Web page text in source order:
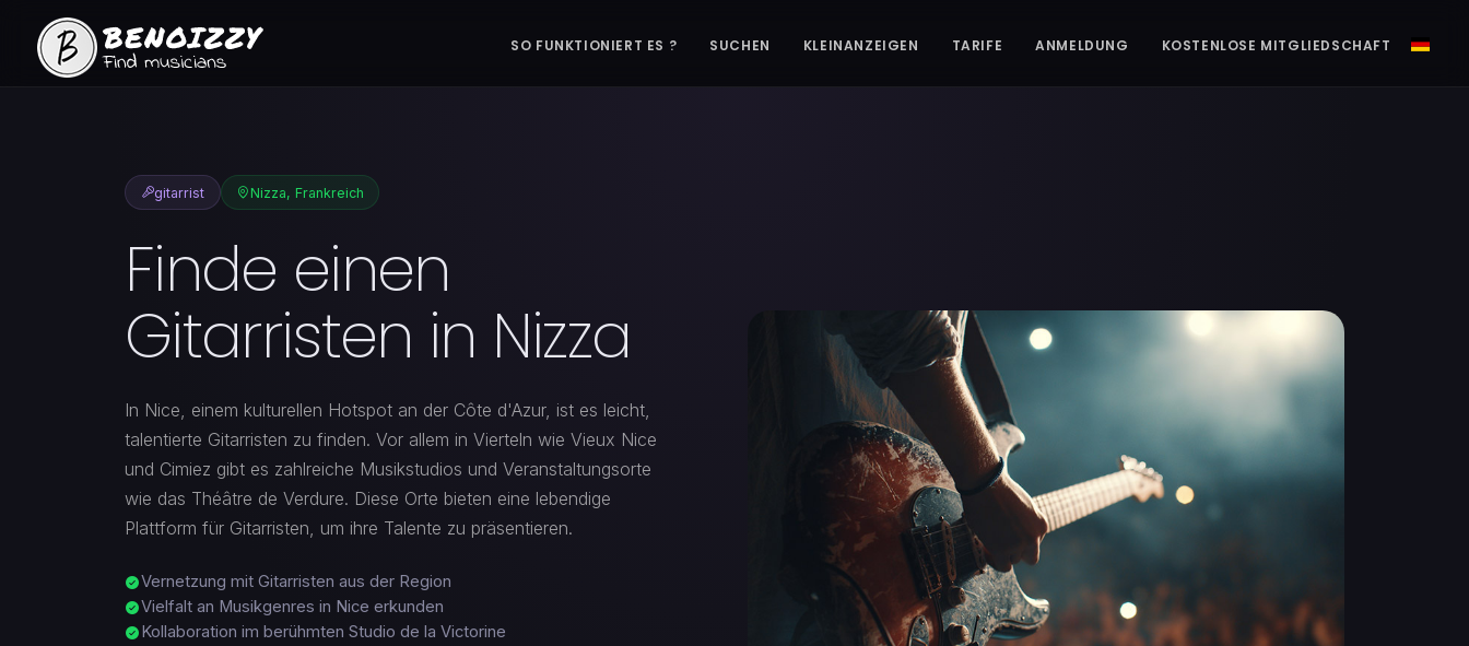
SO FUNKTIONIERT ES ? SUCHEN KLEINANZEIGEN TARIFE ANMELDUNG KOSTENLOSE MITGLIEDSCHAFT
gitarrist Nizza, Frankreich
Finde einen
Gitarristen in Nizza
In Nice, einem kulturellen Hotspot an der Côte d'Azur, ist es leicht,
talentierte Gitarristen zu finden. Vor allem in Vierteln wie Vieux Nice
und Cimiez gibt es zahlreiche Musikstudios und Veranstaltungsorte
wie das Théâtre de Verdure. Diese Orte bieten eine lebendige
Plattform für Gitarristen, um ihre Talente zu präsentieren.
Vernetzung mit Gitarristen aus der Region
Vielfalt an Musikgenres in Nice erkunden
Kollaboration im berühmten Studio de la Victorine